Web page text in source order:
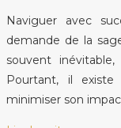
Naviguer avec
demande de la
souvent
Pourtant, il
minimiser son